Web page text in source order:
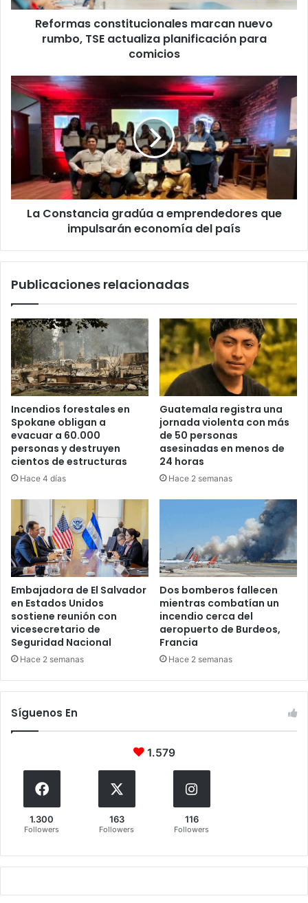
para
comiciosReformas constitucionales marcan nuevo
rumbo, TSE actualiza planificación para
comicios
La
Constancia
gradúa
a
emprendedores
que
impulsarán
economía
del
La Constancia gradúa a emprendedores que
impulsarán economía del país
Publicaciones relacionadas
Incendios forestales en
Spokane obligan a
evacuar a 60.000
personas y destruyen
cientos de estructuras
Hace 4 días
Guatemala registra una
jornada violenta con más
de 50 personas
asesinadas en menos de
24 horas
Hace 2 semanas
Embajadora de El Salvador
en Estados Unidos
sostiene reunión con
vicesecretario de
Seguridad Nacional
Hace 2 semanas
Dos bomberos fallecen
mientras combatían un
incendio cerca del
aeropuerto de Burdeos,
Francia
Hace 2 semanas
Síguenos En
1.579
1.300
Followers
163
Followers
116
Followers